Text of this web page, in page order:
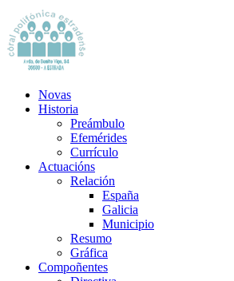
Novas
Historia
Preámbulo
Efemérides
Currículo
Actuacións
Relación
España
Galicia
Municipio
Resumo
Gráfica
Compoñentes